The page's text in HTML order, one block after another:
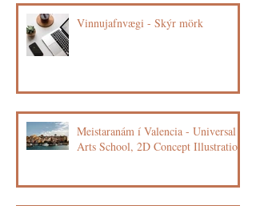
Vinnujafnvægi - Skýr mörk
Meistaranám í Valencia - Universal
Arts School, 2D Concept Illustration